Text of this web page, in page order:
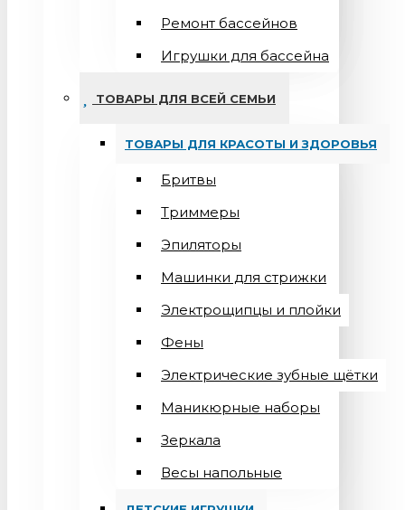
Ремонт бассейнов
Игрушки для бассейна
ТОВАРЫ ДЛЯ ВСЕЙ СЕМЬИ
ТОВАРЫ ДЛЯ КРАСОТЫ И ЗДОРОВЬЯ
Бритвы
Триммеры
Эпиляторы
Машинки для стрижки
Электрощипцы и плойки
Фены
Электрические зубные щётки
Маникюрные наборы
Зеркала
Весы напольные